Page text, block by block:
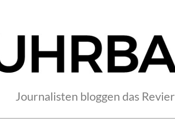
Journalisten bloggen das Revier